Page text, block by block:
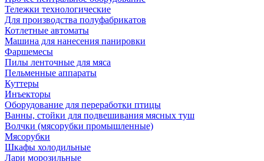
Тележки технологические
Для производства полуфабрикатов
Котлетные автоматы
Машина для нанесения панировки
Фаршемесы
Пилы ленточные для мяса
Пельменные аппараты
Куттеры
Инъекторы
Оборудование для переработки птицы
Ванны, стойки для подвешивания мясных туш
Волчки (мясорубки промышленные)
Мясорубки
Шкафы холодильные
Лари морозильные